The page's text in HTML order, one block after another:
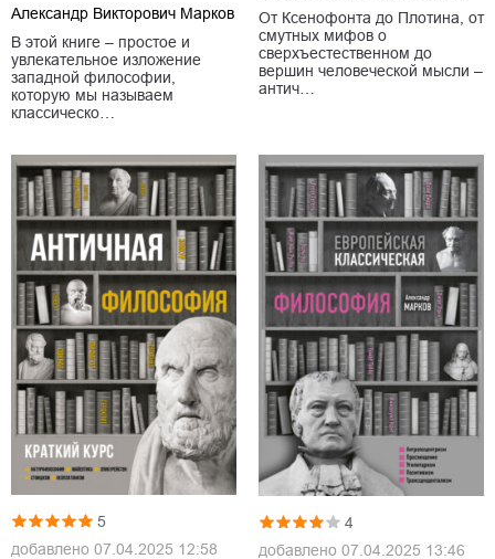
Александр Викторович Марков
В этой книге – простое и
увлекательное изложение
западной философии,
которую мы называем
классическо…
От Ксенофонта до Плотина, от
смутных мифов о
сверхъестественном до
вершин человеческой мысли –
антич…
5
добавлено 07.04.2025 12:58
4
добавлено 07.04.2025 13:46